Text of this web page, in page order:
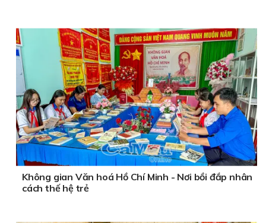
Không gian Văn hoá Hồ Chí Minh - Nơi bồi đắp nhân
cách thế hệ trẻ